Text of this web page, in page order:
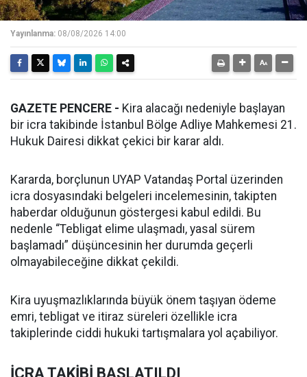
Yayınlanma: 08/08/2026 14:00
GAZETE PENCERE - Kira alacağı nedeniyle başlayan
bir icra takibinde İstanbul Bölge Adliye Mahkemesi 21.
Hukuk Dairesi dikkat çekici bir karar aldı.
Kararda, borçlunun UYAP Vatandaş Portal üzerinden
icra dosyasındaki belgeleri incelemesinin, takipten
haberdar olduğunun göstergesi kabul edildi. Bu
nedenle “Tebligat elime ulaşmadı, yasal sürem
başlamadı” düşüncesinin her durumda geçerli
olmayabileceğine dikkat çekildi.
Kira uyuşmazlıklarında büyük önem taşıyan ödeme
emri, tebligat ve itiraz süreleri özellikle icra
takiplerinde ciddi hukuki tartışmalara yol açabiliyor.
İCRA TAKİBİ BAŞLATILDI